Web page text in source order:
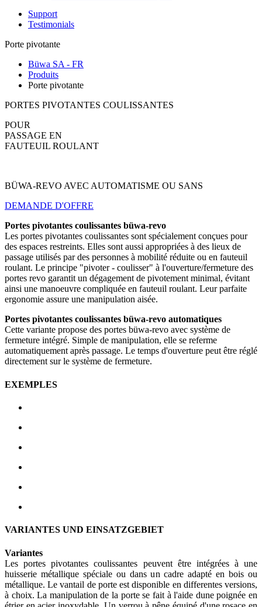
Support
Testimonials
Porte pivotante
Büwa SA - FR
Produits
Porte pivotante
PORTES PIVOTANTES COULISSANTES
POUR
PASSAGE EN
FAUTEUIL ROULANT
BÜWA-REVO AVEC AUTOMATISME OU SANS
DEMANDE D'OFFRE
Portes pivotantes coulissantes büwa-revo
Les portes pivotantes coulissantes sont spécialement conçues pour
des espaces restreints. Elles sont aussi appropriées à des lieux de
passage utilisés par des personnes à mobilité réduite ou en fauteuil
roulant. Le principe "pivoter - coulisser" à l'ouverture/fermeture des
portes revo garantit un dégagement de pivotement minimal, évitant
ainsi une manoeuvre compliquée en fauteuil roulant. Leur parfaite
ergonomie assure une manipulation aisée.
Portes pivotantes coulissantes büwa-revo automatiques
Cette variante propose des portes büwa-revo avec système de
fermeture intégré. Simple de manipulation, elle se referme
automatiquement après passage. Le temps d'ouverture peut être réglé
directement sur le système de fermeture.
EXEMPLES
VARIANTES UND EINSATZGEBIET
Variantes
Les portes pivotantes coulissantes peuvent être intégrées à une
huisserie métallique spéciale ou dans un cadre adapté en bois ou
métallique. Le vantail de porte est disponible en differentes versions,
à choix. La manipulation de la porte se fait à l'aide dune poignée en